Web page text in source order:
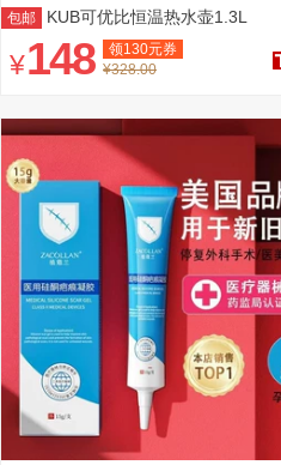
包邮 KUB可优比恒温热水壶1.3L
¥148 领130元券
¥328.00